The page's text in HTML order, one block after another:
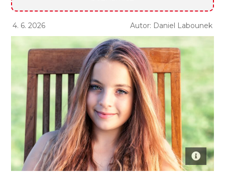
4. 6. 2026 Autor: Daniel Labounek